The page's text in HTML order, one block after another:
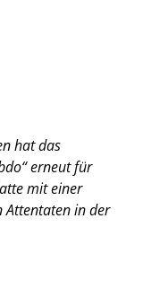
hat das
erneut für
mit einer
Attentaten in der